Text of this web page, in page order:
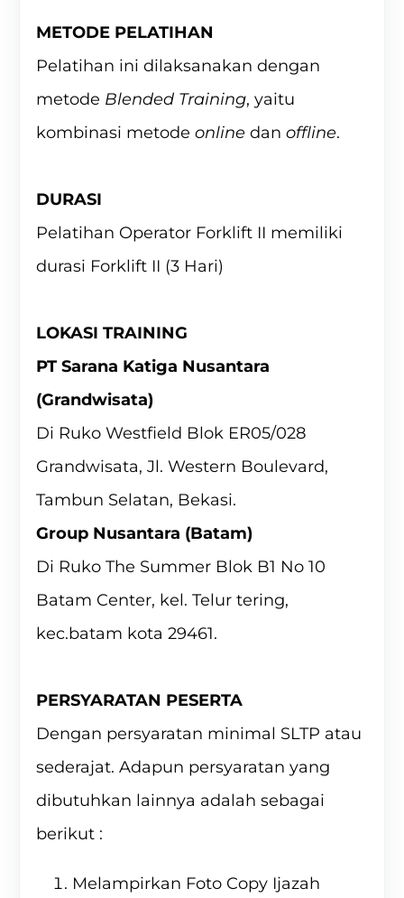
METODE PELATIHAN
Pelatihan ini dilaksanakan dengan
metode Blended Training, yaitu
kombinasi metode online dan offline.
DURASI
Pelatihan Operator Forklift II memiliki
durasi Forklift II (3 Hari)
LOKASI TRAINING
PT Sarana Katiga Nusantara
(Grandwisata)
Di Ruko Westfield Blok ER05/028
Grandwisata, Jl. Western Boulevard,
Tambun Selatan, Bekasi.
Group Nusantara (Batam)
Di Ruko The Summer Blok B1 No 10
Batam Center, kel. Telur tering,
kec.batam kota 29461.
PERSYARATAN PESERTA
Dengan persyaratan minimal SLTP atau
sederajat. Adapun persyaratan yang
dibutuhkan lainnya adalah sebagai
berikut :
Melampirkan Foto Copy Ijazah